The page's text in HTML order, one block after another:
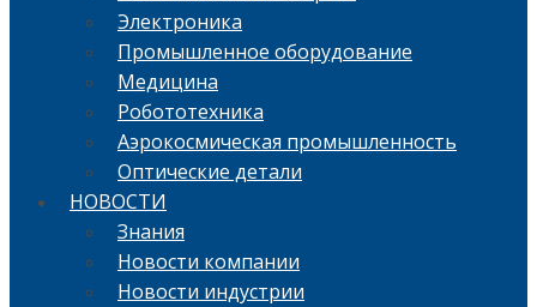
Электроника
Промышленное оборудование
Медицина
Робототехника
Аэрокосмическая промышленность
Оптические детали
НОВОСТИ
Знания
Новости компании
Новости индустрии